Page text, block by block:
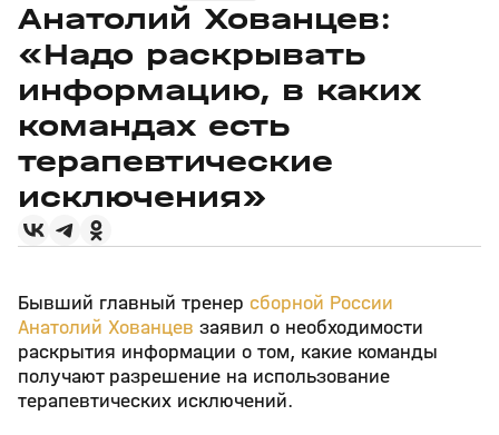
Анатолий Хованцев:
«Надо раскрывать
информацию, в каких
командах есть
терапевтические
исключения»
Бывший главный тренер сборной России
Анатолий Хованцев заявил о необходимости
раскрытия информации о том, какие команды
получают разрешение на использование
терапевтических исключений.